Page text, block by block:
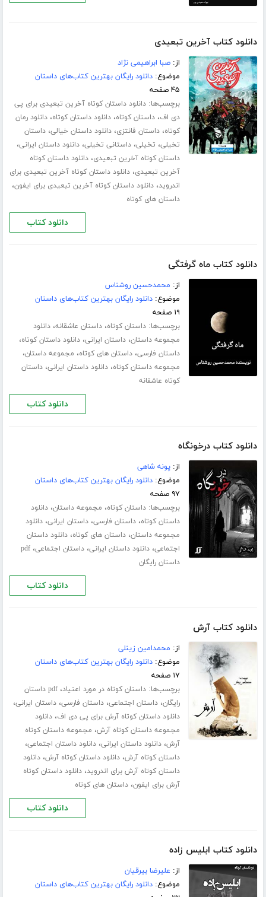
دانلود کتاب آخرین تبعیدی
از:صبا ابراهیمی نژاد
موضوع:دانلود رایگان بهترین کتاب‌های داستان
۴۵ صفحه
برچسب‌ها:دانلود داستان کوتاه آخرین تبعیدی برای پی
دی اف،داستان کوتاه،دانلود داستان کوتاه،دانلود رمان
کوتاه،داستان فانتزی،دانلود داستان خیالی،داستان
تخیلی، تخیلی،داستانی تخیلی،دانلود داستان ایرانی،
داستان کوتاه آخرین تبعیدی،دانلود داستان کوتاه
آخرین تبعیدی،دانلود داستان کوتاه آخرین تبعیدی برای
اندروید،دانلود داستان کوتاه آخرین تبعیدی برای ایفون،
داستان های کوتاه
دانلود کتاب
دانلود کتاب ماه گرفتگی
از: محمدحسین روشناس
موضوع:دانلود رایگان بهترین کتاب‌های داستان
۱۹ صفحه
برچسب‌ها:داستان کوتاه،داستان عاشقانه،دانلود
مجموعه داستان،داستان ایرانی،دانلود داستان کوتاه،
داستان فارسی،داستان های کوتاه، مجموعه داستان،
مجموعه داستان کوتاه،دانلود داستان ایرانی،داستان
کوتاه عاشقانه
دانلود کتاب
دانلود کتاب درخونگاه
از:پونه شاهی
موضوع:دانلود رایگان بهترین کتاب‌های داستان
۹۷ صفحه
برچسب‌ها:داستان کوتاه، مجموعه داستان،دانلود
داستان کوتاه،داستان فارسی،داستان ایرانی،دانلود
مجموعه داستان،داستان های کوتاه،دانلود داستان
اجتماعی،دانلود داستان ایرانی،داستان اجتماعی،pdf
داستان رایگان
دانلود کتاب
دانلود کتاب آرش
از: محمدامین زینلی
موضوع:دانلود رایگان بهترین کتاب‌های داستان
۱۷ صفحه
برچسب‌ها:داستان کوتاه در مورد اعتیاد،
pdf داستان
رایگان،داستان اجتماعی،داستان فارسی،داستان ایرانی،
دانلود داستان کوتاه آرش برای پی دی اف،دانلود
مجموعه داستان کوتاه آرش، مجموعه داستان کوتاه
آرش،دانلود داستان ایرانی،دانلود داستان اجتماعی،
داستان کوتاه آرش،دانلود داستان کوتاه آرش،دانلود
داستان کوتاه آرش برای اندروید،دانلود داستان کوتاه
آرش برای ایفون،داستان های کوتاه
دانلود کتاب
دانلود کتاب ابلیس زاده
از: علیرضا بیرقیان
موضوع:دانلود رایگان بهترین کتاب‌های داستان